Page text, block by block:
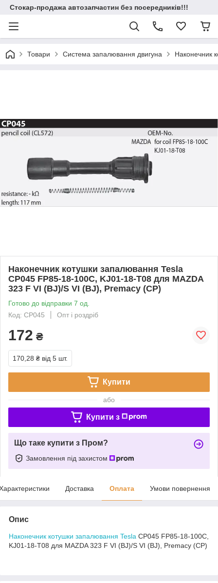
Стокар-продажа автозапчастин без посередників!!!
Товари Система запалювання двигуна Наконечник
Наконечник котушки запалювання Tesla
CP045 FP85-18-100C, KJ01-18-T08 для MAZDA
323 F VI (BJ)/S VI (BJ), Premacy (CP)
Готово до відправки 7 од.
Код: CP045
Опт і роздріб
172 ₴
170,28 ₴ від 5 шт.
Купити
або
Купити з
Що таке купити з Пром?
Замовлення під захистом
Доставка Оплата Умови повернення
Опис
Наконечник котушки запалювання Tesla CP045 FP85-18-100C,
KJ01-18-T08 для MAZDA 323 F VI (BJ)/S VI (BJ), Premacy (CP)